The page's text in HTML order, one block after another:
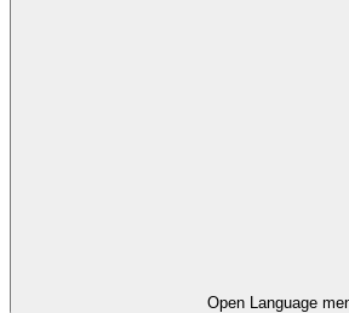
Open Language